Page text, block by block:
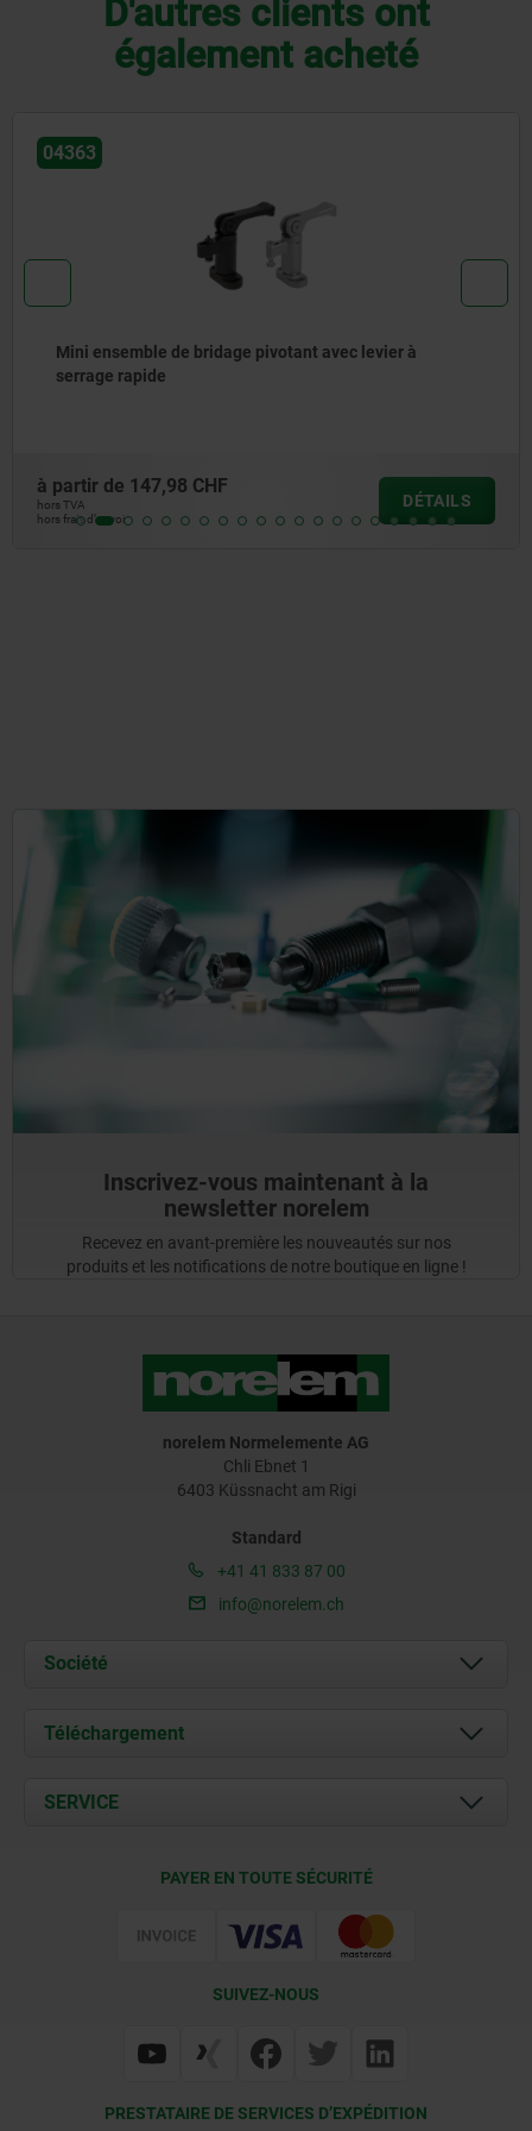
D'autres clients ont
également acheté
Bras de serrage pour ensemble de bridage pivotant
à partir de99,89 CHF
hors frais d’envoi
Inscrivez-vous maintenant à la
newsletter norelem
Recevez en avant-première les nouveautés sur nos
produits et les notifications de notre boutique en ligne !
norelem Normelemente AG
Chli Ebnet 1
6403 Küssnacht am Rigi
Standard
+41 41 833 87 00
info@norelem.ch
Société
À propos de nous
Contact
Téléchargement
Documents
SERVICE
PAYER EN TOUTE SÉCURITÉ
SUIVEZ-NOUS
PRESTATAIRE DE SERVICES D’EXPÉDITION